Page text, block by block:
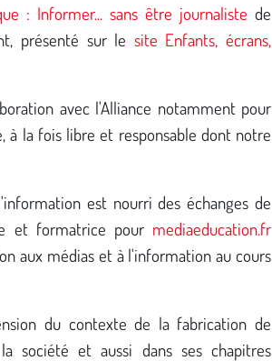
: Informer... sans être journaliste de
présenté sur le site Enfants, écrans,
avec l'Alliance notamment pour
la fois libre et responsable dont notre
est nourri des échanges de
et formatrice pour mediaeducation.fr
aux médias et à l'information au cours
du contexte de la fabrication de
société et aussi dans ses chapitres